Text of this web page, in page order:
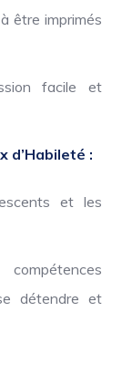
être imprimés
facile et
d’Habileté :
et les
détendre et